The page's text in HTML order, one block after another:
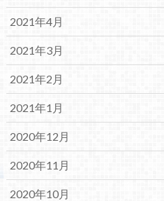
2021年4月
2021年3月
2021年2月
2021年1月
2020年12月
2020年11月
2020年10月